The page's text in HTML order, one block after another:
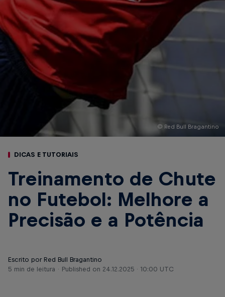
© Red Bull Bragantino
DICAS E TUTORIAIS
Treinamento de Chute
no Futebol: Melhore a
Precisão e a Potência
Escrito por Red Bull Bragantino
5 min de leitura
Published on 24.12.2025 · 10:00 UTC